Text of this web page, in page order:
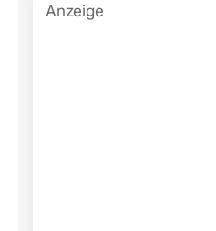
Anzeige